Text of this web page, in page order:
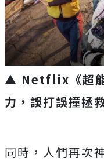
▲ Netflix《超能
力， 誤打誤撞拯
同時，人們再次